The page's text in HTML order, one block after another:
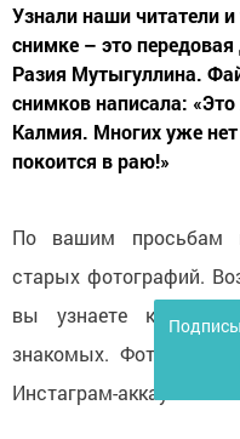
Узнали наши читатели
снимке – это
Разия Мутыгуллина.
снимков написала:
Калмия. Многих уже
покоится в раю!»
По вашим просьбам
старых фотографий.
вы узнаете кого-то
знакомых.
Инстаграм-аккаунтах.